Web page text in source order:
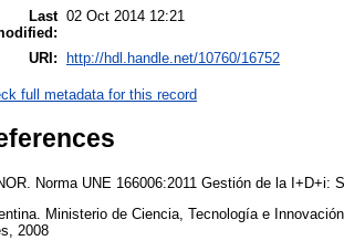
Last 02 Oct 2014 12:21
URI: http://hdl.handle.net/10760/16752
full metadata for this record
Norma UNE 166006:2011 Gestión de la
Ministerio de Ciencia, Tecnología e
2008